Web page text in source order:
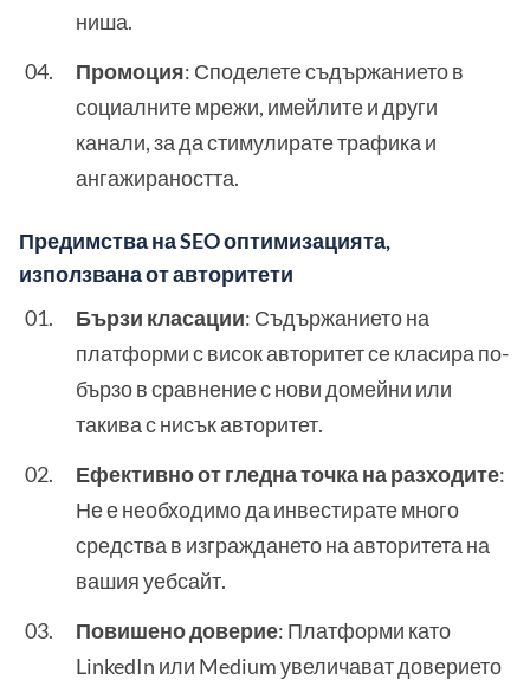
ниша.
Промоция: Споделете съдържанието в
социалните мрежи, имейлите и други
канали, за да стимулирате трафика и
ангажираността.
Предимства на SEO оптимизацията,
използвана от авторитети
Бързи класации: Съдържанието на
платформи с висок авторитет се класира по-
бързо в сравнение с нови домейни или
такива с нисък авторитет.
Ефективно от гледна точка на разходите:
Не е необходимо да инвестирате много
средства в изграждането на авторитета на
вашия уебсайт.
Повишено доверие: Платформи като
LinkedIn или Medium увеличават доверието